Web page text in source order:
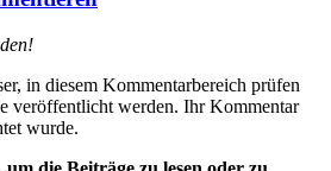
in diesem Kommentarbereich prüfen
veröffentlicht werden. Ihr Kommentar
wurde.